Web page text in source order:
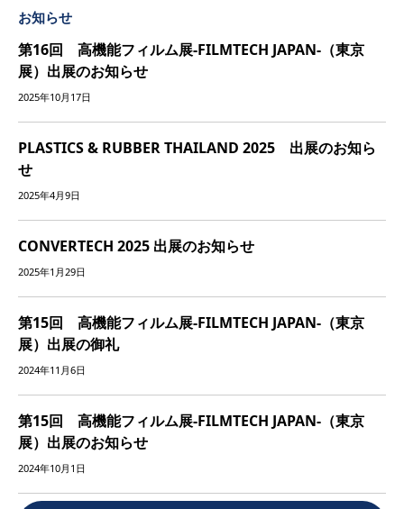
お知らせ
第16回 高機能フィルム展-FILMTECH JAPAN-（東京
展）出展のお知らせ
2025年10月17日
PLASTICS & RUBBER THAILAND 2025 出展のお知ら
せ
2025年4月9日
CONVERTECH 2025 出展のお知らせ
2025年1月29日
第15回 高機能フィルム展-FILMTECH JAPAN-（東京
展）出展の御礼
2024年11月6日
第15回 高機能フィルム展-FILMTECH JAPAN-（東京
展）出展のお知らせ
2024年10月1日